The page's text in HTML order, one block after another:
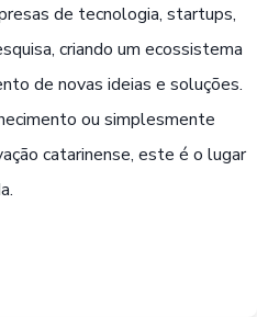
de tecnologia, startups,
criando um ecossistema
de novas ideias e soluções.
ou simplesmente
catarinense, este é o lugar